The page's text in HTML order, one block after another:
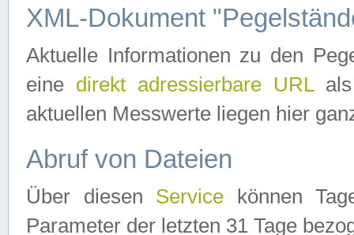
XML-Dokument
Aktuelle Informationen zu den
eine direkt adressierbare URLals
aktuellen Messwerte liegen hier
Abruf von Dateien
Über diesen Service können
Parameter der letzten 31 Tage